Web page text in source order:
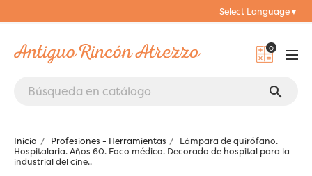
Select Language▼
0
search
Inicio Profesiones - Herramientas
Lámpara de quirófano.
Hospitalaria. Años 60. Foco médico. Decorado de hospital para la
industrial del cine..